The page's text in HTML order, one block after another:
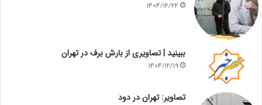
1404/12/22
ببینید | تصاویری از بارش برف در تهران
1404/12/19
تصاویر: تهران در دود